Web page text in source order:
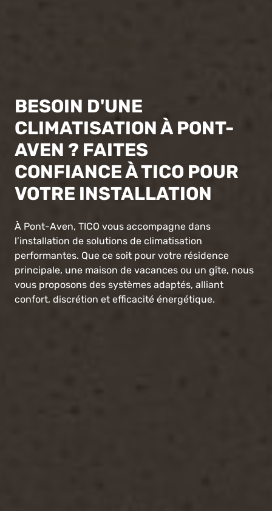
BESOIN D'UNE
CLIMATISATION À PONT-
AVEN ? FAITES
CONFIANCE À TICO POUR
VOTRE INSTALLATION
À Pont-Aven, TICO vous accompagne dans
l’installation de solutions de climatisation
performantes. Que ce soit pour votre résidence
principale, une maison de vacances ou un gîte, nous
vous proposons des systèmes adaptés, alliant
confort, discrétion et efficacité énergétique.